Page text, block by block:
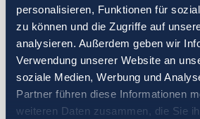
personalisieren, Funktionen für
zu können und die Zugriffe auf
analysieren. Außerdem geben wir
Verwendung unserer Website an
soziale Medien, Werbung und
Partner führen diese Informationen
weiteren Daten zusammen, die Sie